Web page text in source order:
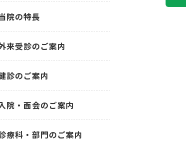
院の特長
来受診のご案内
診のご案内
院・面会のご案内
療科・部門のご案内